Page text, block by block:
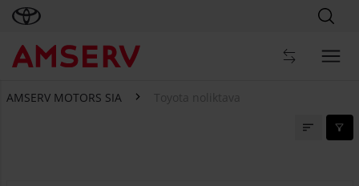
AMSERV MOTORS SIA Toyota noliktava